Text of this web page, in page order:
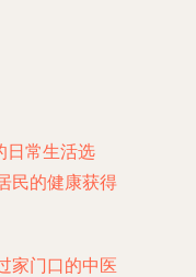
日常生活选
民的健康获得
家门口的中医